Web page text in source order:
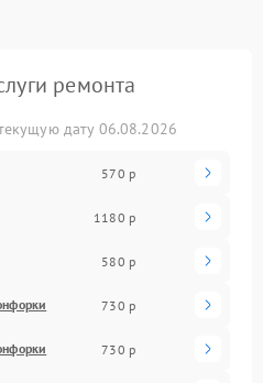
ремонта
дату 06.08.2026
570 р
1180 р
580 р
730 р
730 р